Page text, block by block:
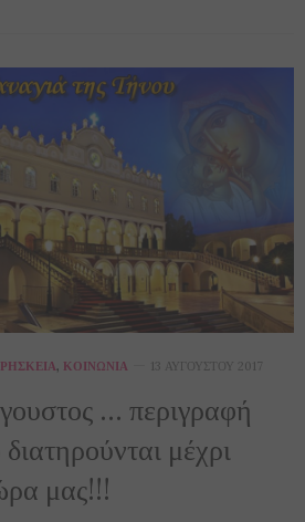
, ΚΟΙΝΩΝΊΑ 13 ΑΥΓΟΎΣΤΟΥ 2017
… περιγραφή
μέχρι
μας!!!